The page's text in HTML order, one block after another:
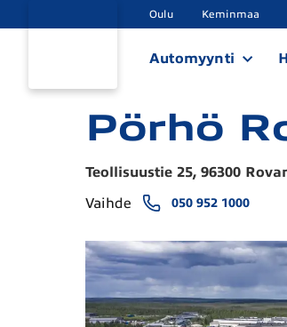
Oulu Keminmaa
Automyynti
Pörhö
Teollisuustie 25, 96300
Vaihde
050 952 1000